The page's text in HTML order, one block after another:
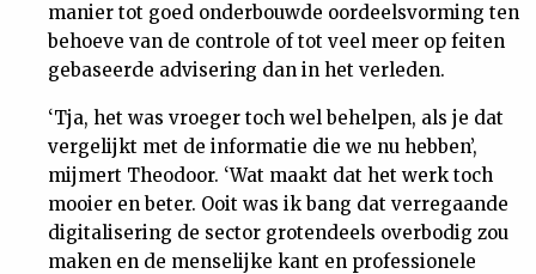
manier tot goed onderbouwde oordeelsvorming ten
behoeve van de controle of tot veel meer op feiten
gebaseerde advisering dan in het verleden.
‘Tja, het was vroeger toch wel behelpen, als je dat
vergelijkt met de informatie die we nu hebben’,
mijmert Theodoor. ‘Wat maakt dat het werk toch
mooier en beter. Ooit was ik bang dat verregaande
digitalisering de sector grotendeels overbodig zou
maken en de menselijke kant en professionele